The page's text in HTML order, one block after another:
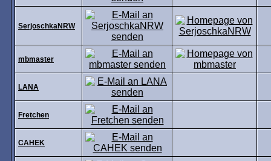
SerjoschkaNRW
mbmaster
LANA
Fretchen
CAHEK